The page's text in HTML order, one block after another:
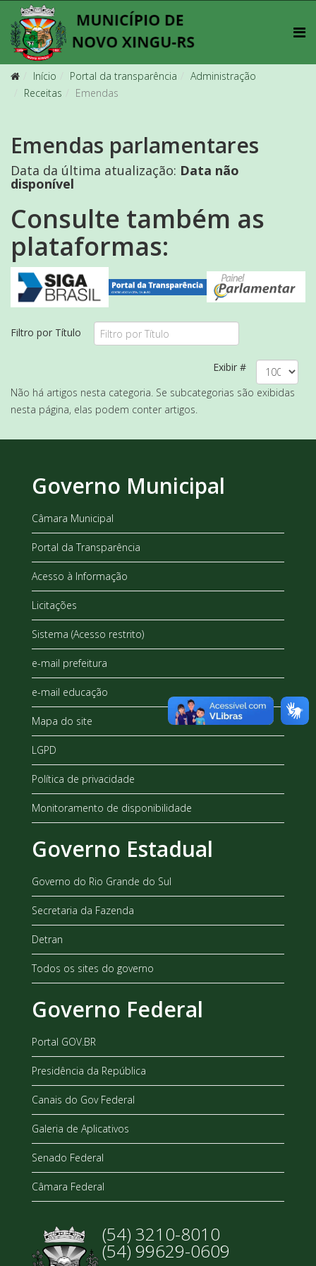
Início Portal da transparência
Administração
Receitas
Emendas
Emendas parlamentares
Data da última atualização: Data não
disponível
Consulte também as
plataformas:
Filtro por Título
Exibir #
Não há artigos nesta categoria. Se subcategorias são exibidas
nesta página, elas podem conter artigos.
Governo Municipal
Câmara Municipal
Portal da Transparência
Acesso à Informação
Licitações
Sistema (Acesso restrito)
e-mail prefeitura
e-mail educação
Mapa do site
LGPD
Política de privacidade
Monitoramento de disponibilidade
Governo Estadual
Governo do Rio Grande do Sul
Secretaria da Fazenda
Detran
Todos os sites do governo
Governo Federal
Portal GOV.BR
Presidência da República
Canais do Gov Federal
Galeria de Aplicativos
Senado Federal
Câmara Federal
(54) 3210-8010
(54) 99629-0609